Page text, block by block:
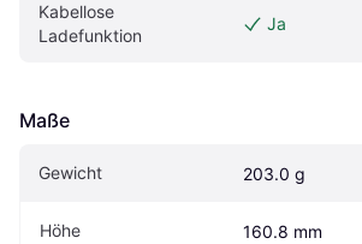
Kabellose
Ladefunktion
Ja
Maße
Gewicht 203.0 g
Höhe 160.8 mm